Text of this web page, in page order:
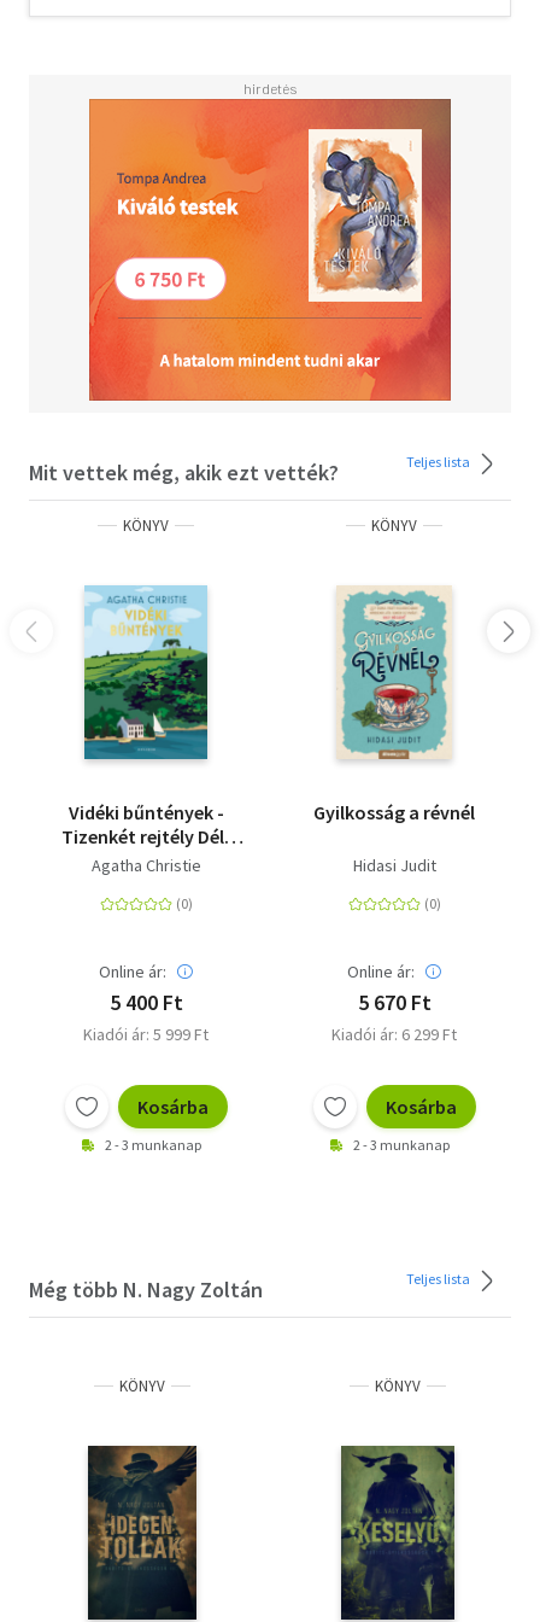
útvesztőjéből kell kijutnia, hanem a saját múltjának
a kijáratnál valaki már vár rá.
N. Nagy Zoltán eredeti végzettsége szerint közgazdász,
de már fiatalkora óta kutatja a magyar kriminalisztika
rejtélyes ügyeit. A korábban nyomozóként is dolgozó
szerző írásaiban a rendőrség és a hatóságok munkájának
valósághű ábrázolására törekszik.
Mit vettek még, akik ezt vették? Teljes lista
KÖNYV
Vidéki bűntények -
Tizenkét rejtély Dél-
Angliából
Agatha Christie
Online ár:
5 400 Ft
Kiadói ár: 5 999 Ft
Kosárba
2 - 3 munkanap
KÖNYV
Gyilkosság a révnél
Hidasi Judit
Online ár:
5 670 Ft
Kiadói ár: 6 299 Ft
Kosárba
2 - 3 munkanap
Még több N. Nagy Zoltán Teljes lista
KÖNYV KÖNYV